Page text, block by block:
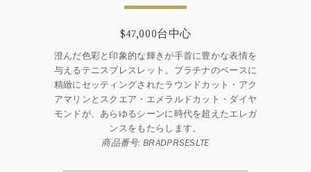
$47,000台中心
澄んだ色彩と印象的な輝きが手首に豊かな表情を
与えるテニスブレスレット。プラチナのベースに
精緻にセッティングされたラウンドカット・アク
アマリンとスクエア・エメラルドカット・ダイヤ
モンドが、あらゆるシーンに時代を超えたエレガ
ンスをもたらします。
商品番号: BRADPRSESLTE